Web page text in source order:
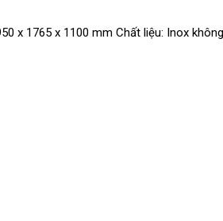
x 1765 x 1100 mm Chất liệu: Inox